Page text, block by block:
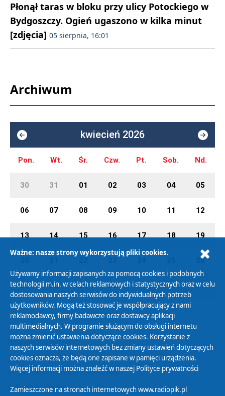
Płonął taras w bloku przy ulicy Potockiego w
Bydgoszczy. Ogień ugaszono w kilka minut
[zdjęcia] 05 sierpnia, 16:01
Archiwum
kwiecień 2026
Pon. Wt. Śr. Czw. Pt. Sob. Nd.
30 31 01 02 03 04 05
06 07 08 09 10 11 12
13 14 15 16 17 18 19
26
27 28 29 30 01 02 03
Polityka Prywatności
Zasady korzystania z Serwisu
Organizacje Pożytku Publicznego
Cyfryzacja DAB+
Ważne: nasze strony wykorzystują pliki cookies.
Używamy informacji zapisanych za pomocą cookies i podobnych
technologii m.in. w celach reklamowych i statystycznych oraz w celu
dostosowania naszych serwisów do indywidualnych potrzeb
użytkowników. Mogą też stosować je współpracujący z nami
reklamodawcy, firmy badawcze oraz dostawcy aplikacji
multimedialnych. W programie służącym do obsługi internetu
można zmienić ustawienia dotyczące cookies. Korzystanie z
naszych serwisów internetowych bez zmiany ustawień dotyczących
cookies oznacza, że będą one zapisane w pamięci urządzenia.
Więcej informacji można znaleźć w naszej Polityce prywatności
Zamieszczone na stronach internetowych www.radiopik.pl